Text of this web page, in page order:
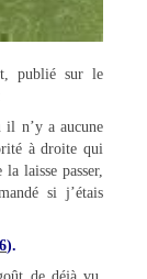
publié sur le
il n’y a aucune
à droite qui
laisse passer,
si j’étais
).